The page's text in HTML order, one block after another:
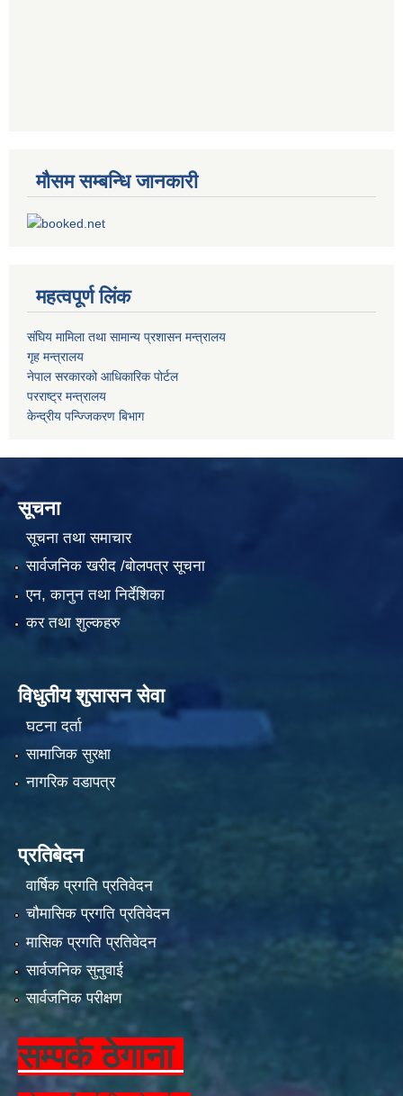
मौसम सम्बन्धि जानकारी
महत्वपूर्ण लिंक
संघिय मामिला तथा सामान्य प्रशासन मन्त्रालय
गृह मन्त्रालय
नेपाल सरकारको आधिकारिक पोर्टल
परराष्ट्र मन्त्रालय
केन्द्रीय पन्ज्जिकरण बिभाग
सूचना
सूचना तथा समाचार
सार्वजनिक खरीद /बोलपत्र सूचना
एन, कानुन तथा निर्देशिका
कर तथा शुल्कहरु
विधुतीय शुसासन सेवा
घटना दर्ता
सामाजिक सुरक्षा
नागरिक वडापत्र
प्रतिबेदन
वार्षिक प्रगति प्रतिवेदन
चौमासिक प्रगति प्रतिवेदन
मासिक प्रगति प्रतिवेदन
सार्वजनिक सुनुवाई
सार्वजनिक परीक्षण
सम्पर्क ठेगाना